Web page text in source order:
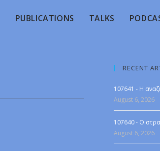
PUBLICATIONS TALKS
RECENT
107641 - Η
August 6, 2026
107640 - Ο
August 6, 2026